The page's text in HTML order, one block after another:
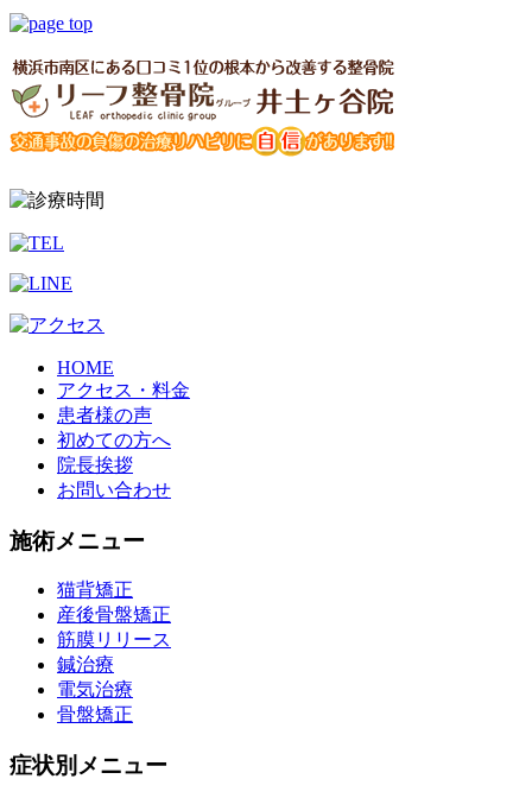
HOME
アクセス・料金
患者様の声
初めての方へ
院長挨拶
お問い合わせ
施術メニュー
猫背矯正
産後骨盤矯正
筋膜リリース
鍼治療
電気治療
骨盤矯正
症状別メニュー